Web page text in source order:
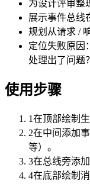
为设计评审整
展示事件总线
规划从请求 /
定位失败原因
处理出了问题？
使用步骤
1在顶部绘制
2在中间添加
等）。
3在总线旁添
4在底部绘制